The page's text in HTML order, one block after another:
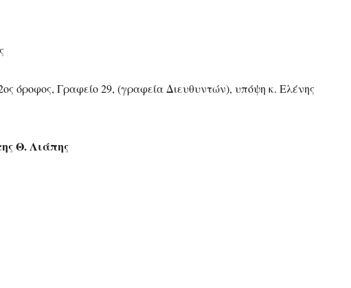
όροφος, Γραφείο 29, (γραφεία Διευθυντών), υπόψη κ. Ελένης
Θ. Λιάπης